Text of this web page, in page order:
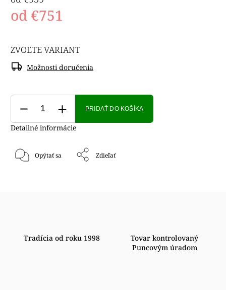
od €751
ZVOĽTE VARIANT
Možnosti doručenia
PRIDAŤ DO KOŠÍKA
Detailné informácie
Opýtať sa Zdieľať
Tradícia od roku 1998
Tovar kontrolovaný
Puncovým úradom